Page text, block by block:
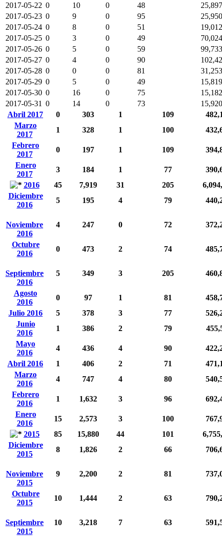
2017-05-22 0 10 0 48
25,897
2017-05-23 0 9 0 95
25,950
2017-05-24 0 8 0 51
19,012
2017-05-25 0 3 0 49
70,024
2017-05-26 0 5 0 59
99,733
2017-05-27 0 4 0 90
2017-05-28 0 0 0 81
31,253
2017-05-29 0 5 0 49
15,819
2017-05-30 0 16 0 75
15,182
2017-05-31 0 14 0 73
15,920
Abril 2017
0 303 1 109
Marzo
2017
1 328 1 100
Febrero
2017
0 197 1 109
Enero
2017
3 184 1 77
2016
45 7,919 31 205
Diciembre
2016
5 195 4 79
Noviembre
2016
4 247 0 72
Octubre
2016
0 473 2 74
Septiembre
2016
5 349 3 205
Agosto
2016
0 97 1 81
Julio 2016
5 378 3 77
Junio
2016
1 386 2 79
Mayo
2016
4 436 4 90
Abril 2016
1 406 2 71
Marzo
2016
4 747 4 80
Febrero
2016
1 1,632 3 96
Enero
2016
15 2,573 3 100
2015
85 15,880 44 101
Diciembre
2015
8 1,826 2 66
Noviembre
2015
9 2,200 2 81
Octubre
2015
10 1,444 2 63
Septiembre
2015
10 3,218 7 63